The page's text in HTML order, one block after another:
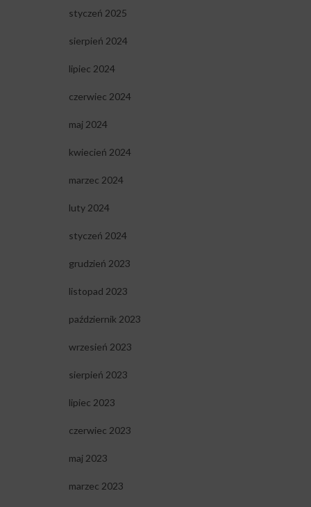
styczeń 2025
sierpień 2024
lipiec 2024
czerwiec 2024
maj 2024
kwiecień 2024
marzec 2024
luty 2024
styczeń 2024
grudzień 2023
listopad 2023
październik 2023
wrzesień 2023
sierpień 2023
lipiec 2023
czerwiec 2023
maj 2023
marzec 2023